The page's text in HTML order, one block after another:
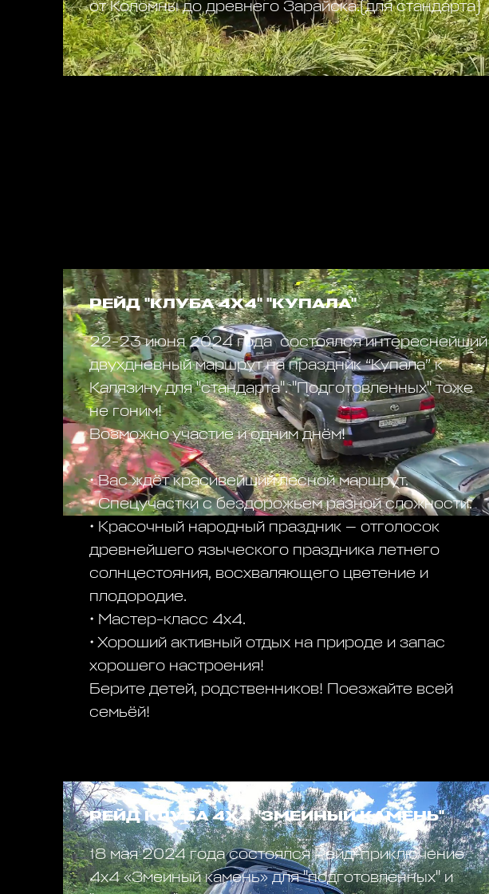
от Коломны до древнего Зарайска.(для стандарта)
РЕЙД "КЛУБА 4Х4" "КУПАЛА"
22-23 июня 2024 года состоялся интереснейший
двухдневный маршрут на праздник “Купала” к
Калязину для "стандарта". "Подготовленных" тоже
не гоним!
Возможно участие и одним днём!
• Вас ждёт красивейший лесной маршрут.
• Спецучастки с бездорожьем разной сложности.
• Красочный народный праздник — отголосок
древнейшего языческого праздника летнего
солнцестояния, восхваляющего цветение и
плодородие.
• Мастер-класс 4х4.
• Хороший активный отдых на природе и запас
хорошего настроения!
Берите детей, родственников! Поезжайте всей
семьёй!
РЕЙД КЛУБА 4Х4 "ЗМЕИНЫЙ КАМЕНЬ"
18 мая 2024 года состоялся Рейд-приключение
4х4 «Змеиный камень» для "подготовленных" и